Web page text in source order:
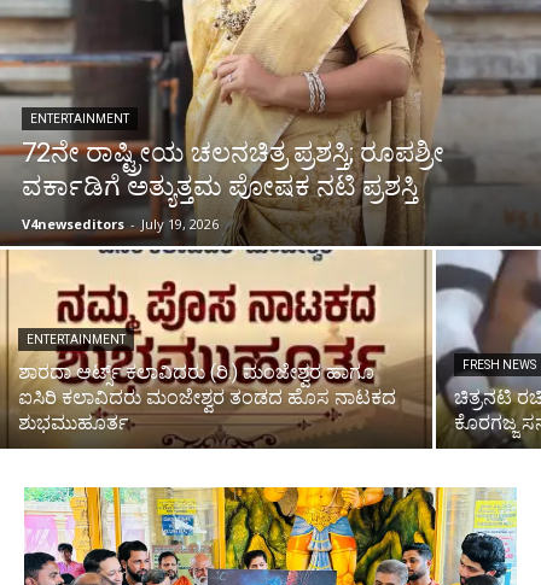
ENTERTAINMENT
72ನೇ ರಾಷ್ಟ್ರೀಯ ಚಲನಚಿತ್ರ ಪ್ರಶಸ್ತಿ; ರೂಪಶ್ರೀ
ವರ್ಕಾಡಿಗೆ ಅತ್ಯುತ್ತಮ ಪೋಷಕ ನಟಿ ಪ್ರಶಸ್ತಿ
V4newseditors - July 19, 2026
ENTERTAINMENT
ಶಾರದಾ ಆರ್ಟ್ಸ್ ಕಲಾವಿದರು (ರಿ.) ಮಂಜೇಶ್ವರ ಹಾಗೂ
ಐಸಿರಿ ಕಲಾವಿದರು ಮಂಜೇಶ್ವರ ತಂಡದ ಹೊಸ ನಾಟಕದ
ಶುಭಮುಹೂರ್ತ
FRESH NEWS
ಚಿತ್ರನಟಿ
ಕೊರಗಜ್ಜ